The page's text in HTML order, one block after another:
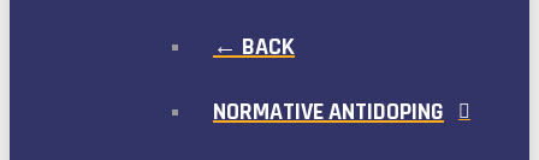
← BACK
NORMATIVE ANTIDOPING